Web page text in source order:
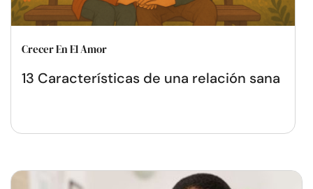
Crecer En El Amor
13 Características de una relación sana